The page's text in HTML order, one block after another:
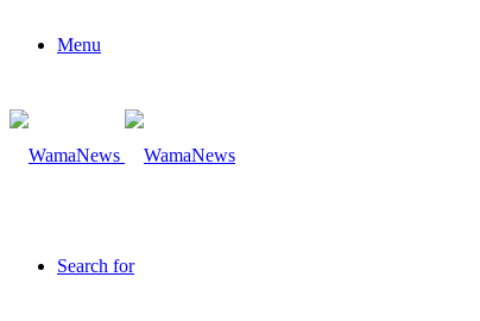
Menu
Search for